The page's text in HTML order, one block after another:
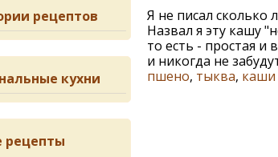
Я не писал сколько
Назвал я эту кашу
то есть - простая
и никогда не
пшено, тыква, каши
рецептов
кухни
рецепты